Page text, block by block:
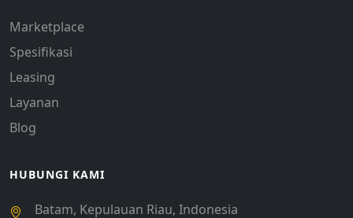
Marketplace
Spesifikasi
Leasing
Layanan
Blog
HUBUNGI KAMI
Batam, Kepulauan Riau, Indonesia